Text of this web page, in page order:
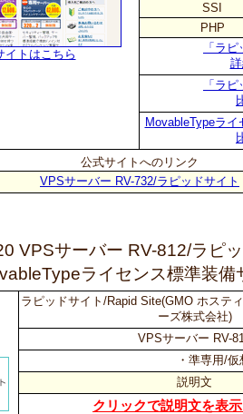
イトはこちら
SSI
PHP
「ラ
「ラ
MovableTypeラ
公式サイトへのリンク
VPSサーバー RV-732/ラピッドサイト
VPSサーバー RV-812/ラピ
ライセンス標準装備
ラピッドサイト/Rapid Site(GMO ホステ
ーズ株式会社)
VPSサーバー RV-
・準専用/
説明文
クリックで説明文を表